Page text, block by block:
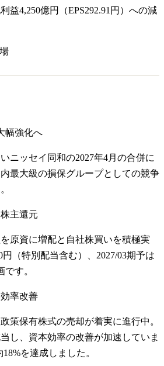
益4,250億円（EPS292.91円）への減
幅強化へ
ニッセイ同和の2027年4月の合併に
最大級の損保グループとしての競争
主還元
原資に増配と自社株買いを積極実
円（特別配当含む）、2027/03期予は
す。
率改善
策保有株式の売却が着実に進行中。
し、資本効率の改善が加速していま
を達成しました。